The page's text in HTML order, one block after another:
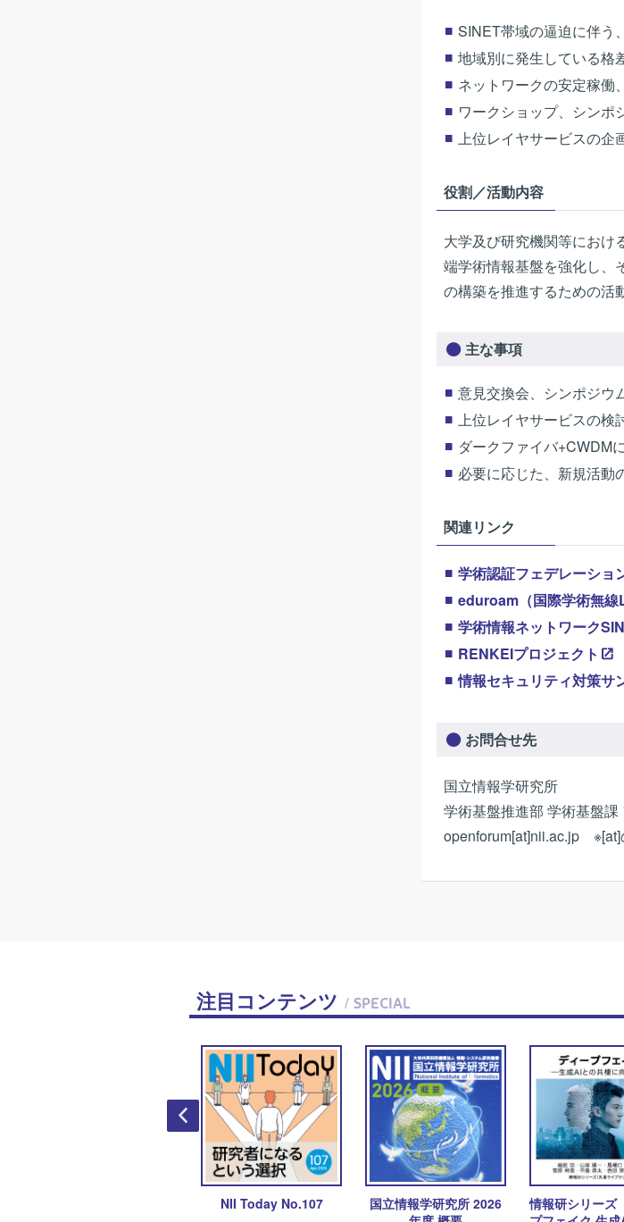
SINET帯域の逼迫に伴う
地域別に発生している格
ネットワークの安定稼働
ワークショップ、シンポ
上位レイヤサービスの企
役割／活動内容
大学及び研究機関等におけ
端学術情報基盤を強化し、
の構築を推進するための活動
主な事項
意見交換会、シンポジウ
上位レイヤサービスの検
ダークファイバ+CWDM
必要に応じた、新規活動
関連リンク
学術認証フェデレーショ
eduroam（国際学術無線
学術情報ネットワーク
RENKEIプロジェクト
情報セキュリティ対策サ
お問合せ先
国立情報学研究所
学術基盤推進部 学術基盤課
openforum[at]nii.ac.jp ※[at]
注目コンテンツ / SPECIAL
NII Today No.107
国立情報学研究所 2026
情報研シリーズ